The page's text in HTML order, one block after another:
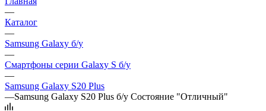
—
Каталог
—
Samsung Galaxy б/у
—
Смартфоны серии Galaxy S б/у
—
Samsung Galaxy S20 Plus
—Samsung Galaxy S20 Plus б/у Состояние "Отличный"